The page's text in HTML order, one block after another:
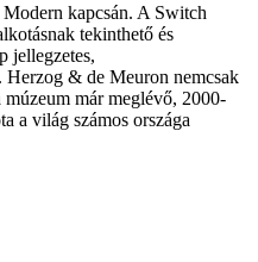
kapcsán. A Switch
tekinthető és
jellegzetes,
Herzog & de Meuron nemcsak
múzeum már meglévő, 2000-
a világ számos országa